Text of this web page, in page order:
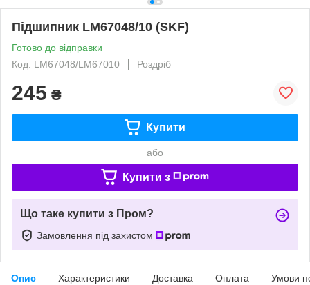
Підшипник LM67048/10 (SKF)
Готово до відправки
Код: LM67048/LM67010
Роздріб
245 ₴
Купити
або
Купити з
Що таке купити з Пром?
Замовлення під захистом
Опис Характеристики Доставка Оплата Умови